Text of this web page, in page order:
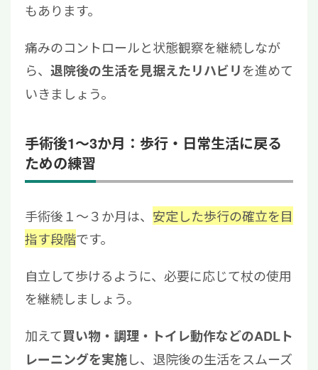
もあります。
痛みのコントロールと状態観察を継続しなが
ら、 退院後の生活を見据えたリハビリを進めて
いきましょう。
手術後1〜3か月：歩行・日常生活に戻る
ための練習
手術後１～３か月は、 安定した歩行の確立を目
指す段階です。
自立して歩けるように、必要に応じて杖の使用
を継続しましょう。
加えて買い物・調理・トイレ動作などのADLト
レーニングを実施し、退院後の生活をスムーズ